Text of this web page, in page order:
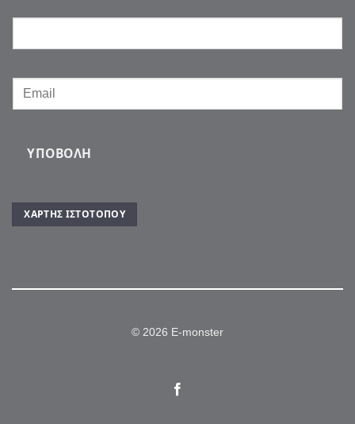
ΥΠΟΒΟΛΉ
ΧΆΡΤΗΣ ΙΣΤΌΤΟΠΟΥ
© 2026 E-monster